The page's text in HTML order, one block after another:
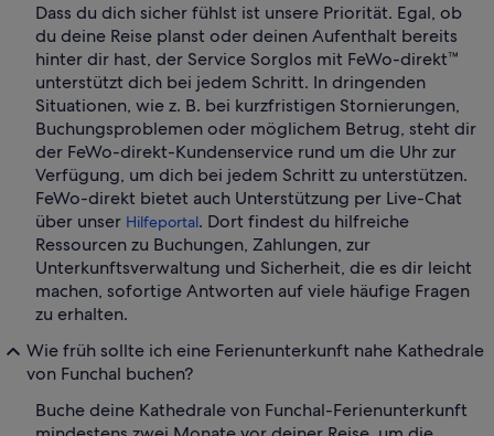
Dass du dich sicher fühlst ist unsere Priorität. Egal, ob
du deine Reise planst oder deinen Aufenthalt bereits
hinter dir hast, der Service Sorglos mit FeWo-direkt™
unterstützt dich bei jedem Schritt. In dringenden
Situationen, wie z. B. bei kurzfristigen Stornierungen,
Buchungsproblemen oder möglichem Betrug, steht dir
der FeWo-direkt-Kundenservice rund um die Uhr zur
Verfügung, um dich bei jedem Schritt zu unterstützen.
FeWo-direkt bietet auch Unterstützung per Live-Chat
über unser Hilfeportal. Dort findest du hilfreiche
Ressourcen zu Buchungen, Zahlungen, zur
Unterkunftsverwaltung und Sicherheit, die es dir leicht
machen, sofortige Antworten auf viele häufige Fragen
zu erhalten.
Wie früh sollte ich eine Ferienunterkunft nahe Kathedrale
von Funchal buchen?
Buche deine Kathedrale von Funchal-Ferienunterkunft